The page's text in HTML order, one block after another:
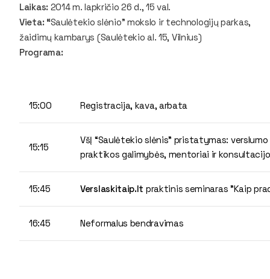
Laikas: 2014 m. lapkričio 26 d., 15 val.
Vieta: “Saulėtekio slėnio” mokslo ir technologijų parkas,
žaidimų kambarys (Saulėtekio al. 15, Vilnius)
Programa:
15:00 Registracija, kava, arbata
15:15
VšĮ “Saulėtekio slėnis” pristatymas:
praktikos galimybės, mentoriai ir
15:45 Verslaskitaip.lt praktinis seminaras "Kaip
16:45 Neformalus bendravimas